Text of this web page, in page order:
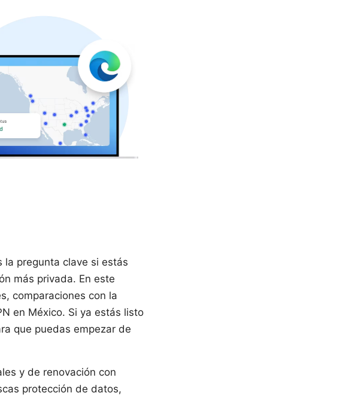
la pregunta clave si estás
más privada. En este
comparaciones con la
en México. Si ya estás listo
que puedas empezar de
y de renovación con
protección de datos,